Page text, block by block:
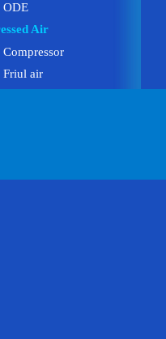
ODE
Air
Compressor
Friul air